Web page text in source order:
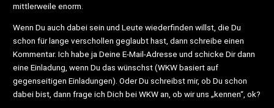
mittlerweile enorm.
Wenn Du auch dabei sein und Leute wiederfinden willst, die Du
schon für lange verschollen geglaubt hast, dann schreibe einen
Kommentar. Ich habe ja Deine E-Mail-Adresse und schicke Dir dann
eine Einladung, wenn Du das wünschst (WKW basiert auf
gegenseitigen Einladungen). Oder Du schreibst mir, ob Du schon
dabei bist, dann frage ich Dich bei WKW an, ob wir uns „kennen“, ok?